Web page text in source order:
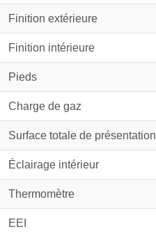
Finition extérieure
Finition intérieure
Pieds
Charge de gaz
Surface totale de présentation
Éclairage intérieur
Thermomètre
EEI